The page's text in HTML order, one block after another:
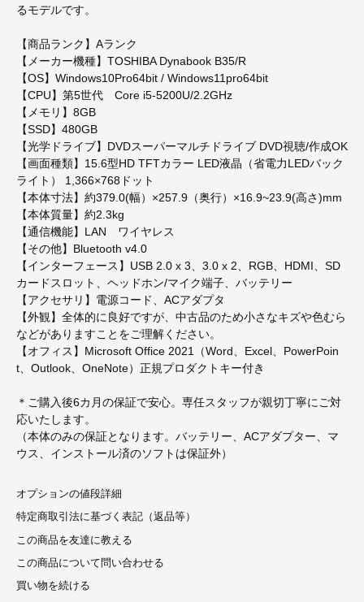
るモデルです。
【商品ランク】Aランク
【メーカー機種】TOSHIBA Dynabook B35/R
【OS】Windows10Pro64bit / Windows11pro64bit
【CPU】第5世代 Core i5-5200U/2.2GHz
【メモリ】8GB
【SSD】480GB
【光学ドライブ】DVDスーパーマルチドライブ DVD視聴/作成OK
【画面種類】15.6型HD TFTカラー LED液晶（省電力LEDバック
ライト） 1,366×768ドット
【本体寸法】約379.0(幅）×257.9（奥行）×16.9~23.9(高さ)mm
【本体質量】約2.3kg
【通信機能】LAN ワイヤレス
【その他】Bluetooth v4.0
【インターフェース】USB 2.0 x 3、3.0 x 2、RGB、HDMI、SD
カードスロット、ヘッドホン/マイク端子、バッテリー
【アクセサリ】電源コード、ACアダプタ
【外観】全体的に良好ですが、中古品のため小さなキズや色むら
などがありますことをご理解ください。
【オフィス】Microsoft Office 2021（Word、Excel、PowerPoin
t、Outlook、OneNote）正規プロダクトキー付き
＊ご購入後6カ月の保証で安心。専任スタッフが親切丁寧にご対
応いたします。
（本体のみの保証となります。バッテリー、ACアダプター、マ
ウス、インストール済のソフトは保証外）
オプションの値段詳細
特定商取引法に基づく表記（返品等）
この商品を友達に教える
この商品について問い合わせる
買い物を続ける